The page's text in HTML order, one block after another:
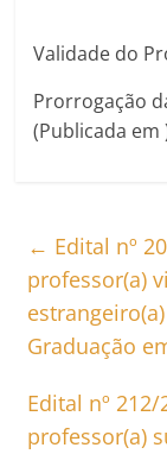
Validade do
Prorrogação
(Publicada em
← Edital nº
professor(a)
Graduação
Edital nº
professor(a)